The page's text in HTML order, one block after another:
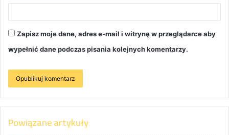
Zapisz moje dane, adres e-mail i witrynę w przeglądarce aby
wypełnić dane podczas pisania kolejnych komentarzy.
Powiązane artykuły